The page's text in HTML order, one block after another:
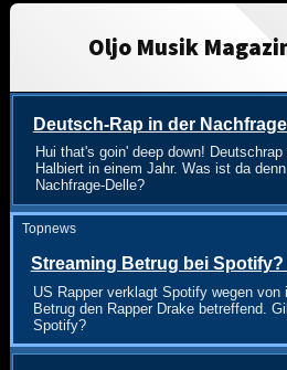
Oljo Musik
Deutsch-Rap in der
Hui that's goin' deep down!
Halbiert in einem Jahr. Was ist da
Nachfrage-Delle?
Topnews
Streaming Betrug bei Spotify?
US Rapper verklagt Spotify wegen
Betrug den Rapper Drake betreffend.
Spotify?